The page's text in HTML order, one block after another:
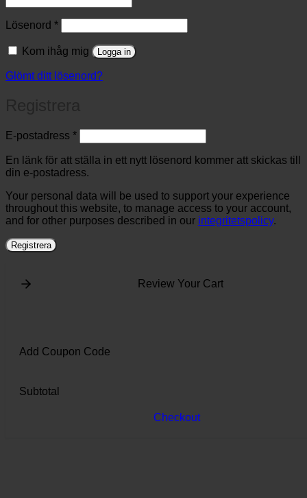
Lösenord *Obligatoriskt
Kom ihåg mig Logga in
Glömt ditt lösenord?
E-postadress *Obligatoriskt
En länk för att ställa in ett nytt lösenord kommer att skickas till
din e-postadress.
Your personal data will be used to support your experience
throughout this website, to manage access to your account,
and for other purposes described in our integritetspolicy.
Registrera
Review Your Cart
Add Coupon Code
Subtotal
Checkout